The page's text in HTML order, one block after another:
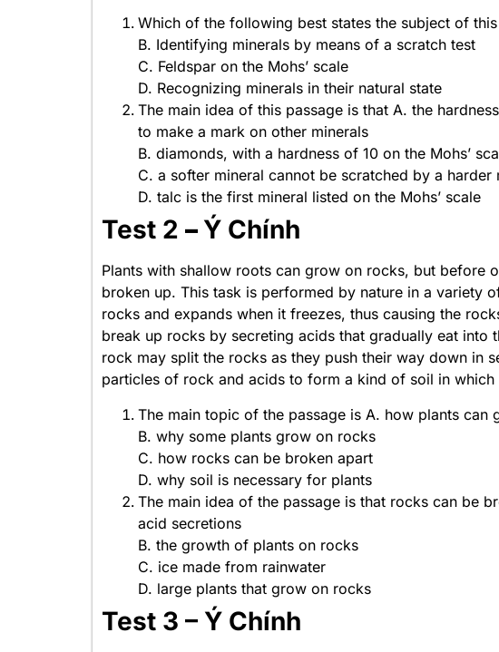
Which of the following best states the subject of
B. Identifying minerals by means of a scratch test
C. Feldspar on the Mohs’ scale
D. Recognizing minerals in their natural state
The main idea of this passage is that A. the
to make a mark on other minerals
B. diamonds, with a hardness of 10 on the Mohs’
C. a softer mineral cannot be scratched by a harder
D. talc is the first mineral listed on the Mohs’ scale
Test 2 – Ý Chính
Plants with shallow roots can grow on rocks, but before
broken up. This task is performed by nature in a variety
rocks and expands when it freezes, thus causing the
break up rocks by secreting acids that gradually eat
rock may split the rocks as they push their way down in
particles of rock and acids to form a kind of soil in
The main topic of the passage is A. how plants can
B. why some plants grow on rocks
C. how rocks can be broken apart
D. why soil is necessary for plants
The main idea of the passage is that rocks can be
acid secretions
B. the growth of plants on rocks
C. ice made from rainwater
D. large plants that grow on rocks
Test 3 – Ý Chính